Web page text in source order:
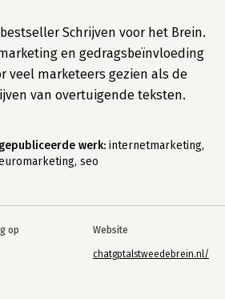
op Website
chatgptalstweedebrein.nl/
Schrijven voor het Brein.
en gedragsbeïnvloeding
veel marketeers gezien als de
van overtuigende teksten.
werk: internetmarketing,
seo